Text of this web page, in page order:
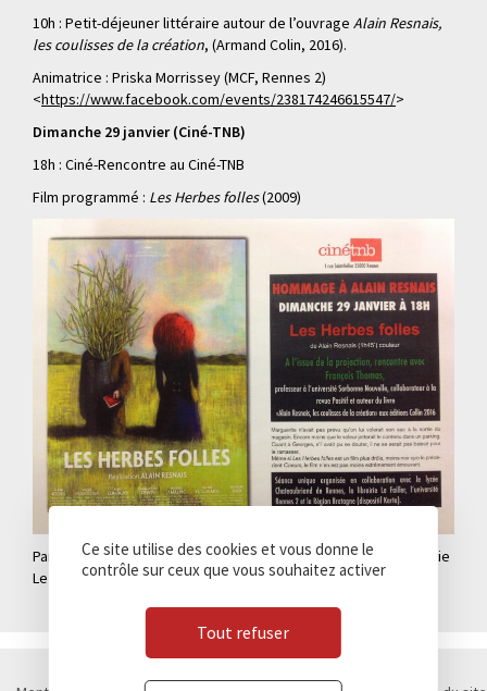
10h : Petit-déjeuner littéraire autour de l’ouvrage Alain Resnais,
les coulisses de la création, (Armand Colin, 2016).
Animatrice : Priska Morrissey (MCF, Rennes 2)
<https://www.facebook.com/events/238174246615547/>
Dimanche 29 janvier (Ciné-TNB)
18h : Ciné-Rencontre au Ciné-TNB
Film programmé : Les Herbes folles(2009)
Partenaires : Lycée Chateaubriand de Rennes, Ciné-TNB, Librairie
Le Failler, Région Bretagne (Karta).
Ce site utilise des cookies et vous donne le
contrôle sur ceux que vous souhaitez activer
Tout refuser